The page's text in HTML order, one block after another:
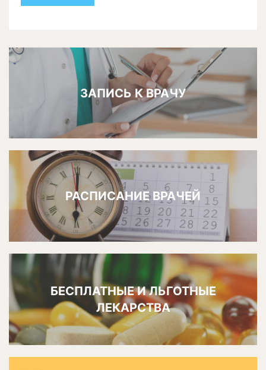
ЗАПИСЬ К ВРАЧУ
РАСПИСАНИЕ ВРАЧЕЙ
БЕСПЛАТНЫЕ И ЛЬГОТНЫЕ
ЛЕКАРСТВА